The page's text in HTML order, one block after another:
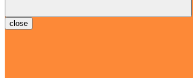
close